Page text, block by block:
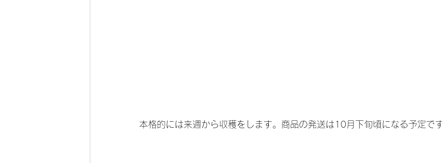
本格的には来週から収穫をします。商品の発送は10月下旬頃になる予定で